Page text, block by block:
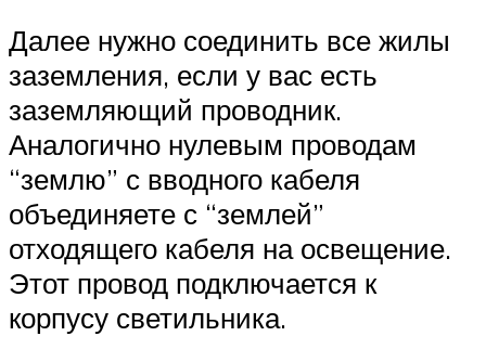
Далее нужно соединить все жилы
заземления, если у вас есть
заземляющий проводник.
Аналогично нулевым проводам
“землю” с вводного кабеля
объединяете с “землей”
отходящего кабеля на освещение.
Этот провод подключается к
корпусу светильника.